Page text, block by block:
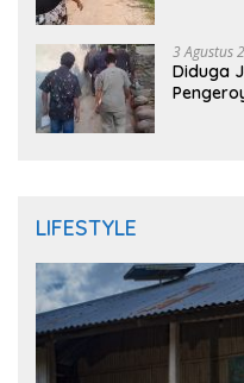
3 Agustus
Diduga
LIFESTYLE